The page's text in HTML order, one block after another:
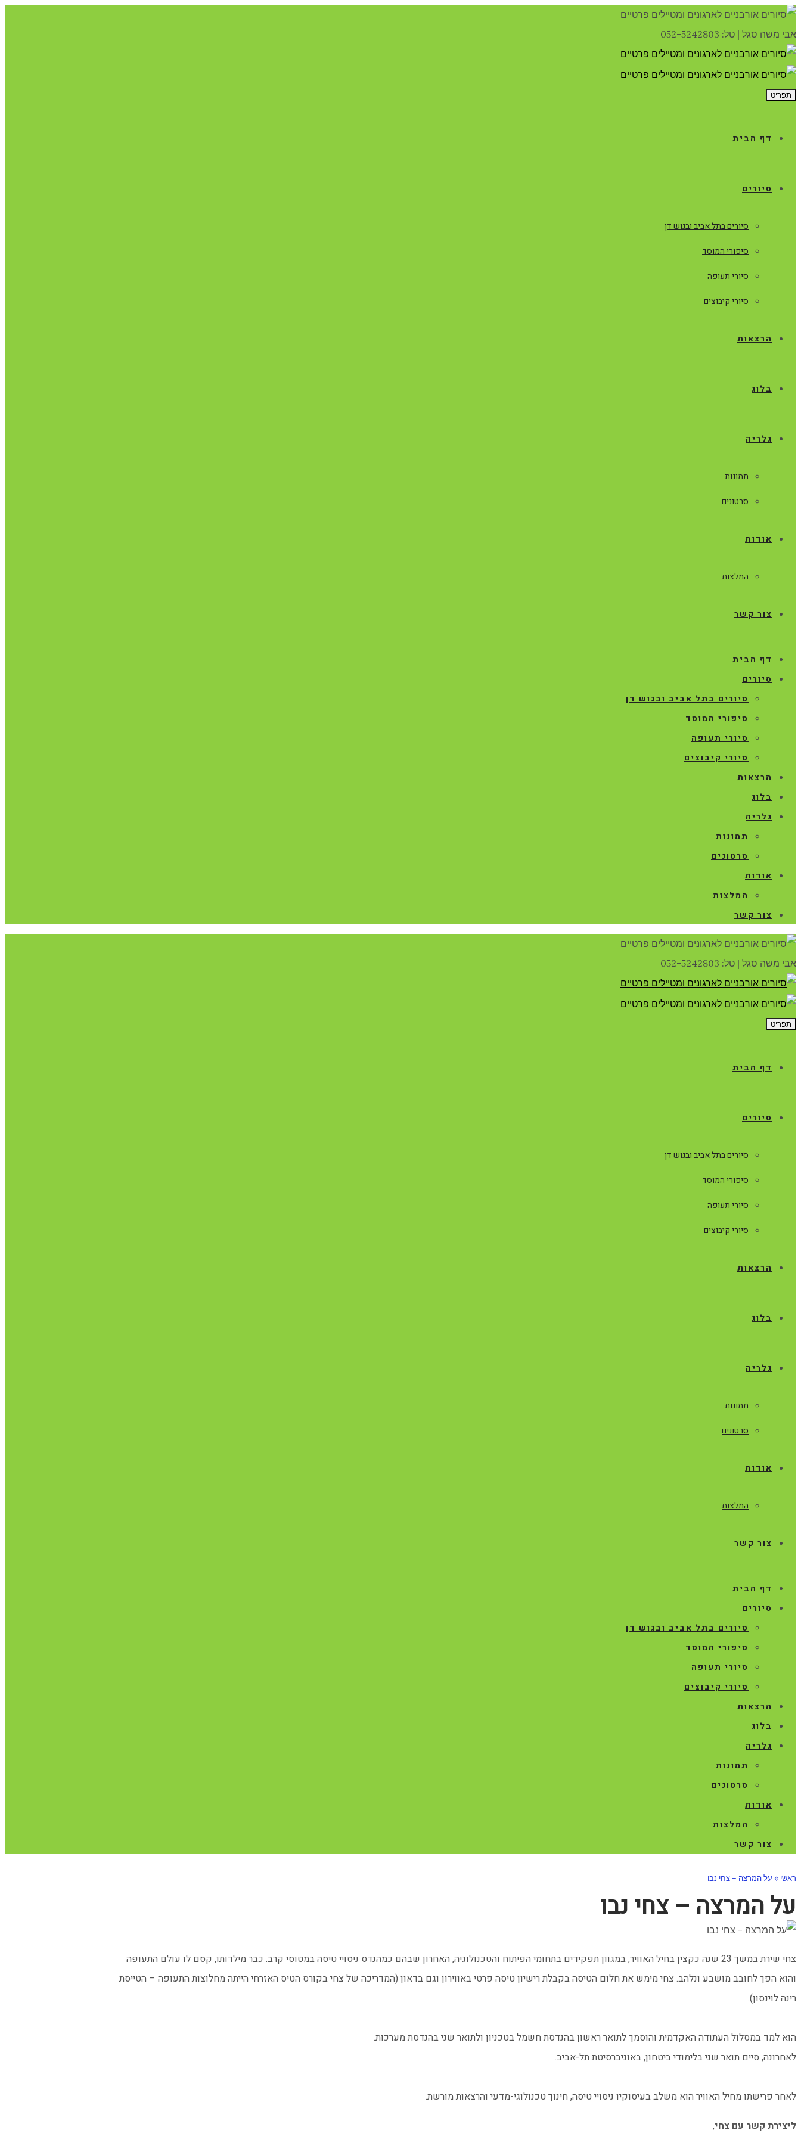
אבי משה סגל | טל: 052-5242803
תפריט
דף הבית
סיורים
סיורים בתל אביב ובגוש דן
סיפורי המוסד
סיורי תעופה
סיורי קיבוצים
הרצאות
בלוג
גלריה
תמונות
סרטונים
אודות
המלצות
צור קשר
דף הבית
סיורים
סיורים בתל אביב ובגוש דן
סיפורי המוסד
סיורי תעופה
סיורי קיבוצים
הרצאות
בלוג
גלריה
תמונות
סרטונים
אודות
המלצות
צור קשר
אבי משה סגל | טל: 052-5242803
תפריט
דף הבית
סיורים
סיורים בתל אביב ובגוש דן
סיפורי המוסד
סיורי תעופה
סיורי קיבוצים
הרצאות
בלוג
גלריה
תמונות
סרטונים
אודות
המלצות
צור קשר
דף הבית
סיורים
סיורים בתל אביב ובגוש דן
סיפורי המוסד
סיורי תעופה
סיורי קיבוצים
הרצאות
בלוג
גלריה
תמונות
סרטונים
אודות
המלצות
צור קשר
ראשי » על המרצה – צחי נבו
על המרצה – צחי נבו
צחי שירת במשך 23 שנה כקצין בחיל האוויר, במגוון תפקידים בתחומי הפיתוח והטכנולוגיה, האחרון שבהם כמהנדס ניסויי טיסה במטוסי קרב. כבר מילדותו, קסם לו עולם התעופה
והוא הפך לחובב מושבע ונלהב. צחי מימש את חלום הטיסה בקבלת רישיון טיסה פרטי באווירון וגם בדאון (המדריכה של צחי בקורס הטיס האזרחי הייתה מחלוצות התעופה – הטייסת
רינה לוינסון).
הוא למד במסלול העתודה האקדמית והוסמך לתואר ראשון בהנדסת חשמל בטכניון ולתואר שני בהנדסת מערכות.
לאחרונה, סיים תואר שני בלימודי ביטחון, באוניברסיטת תל-אביב.
לאחר פרישתו מחיל האוויר הוא משלב בעיסוקיו ניסויי טיסה, חינוך טכנולוגי-מדעי והרצאות מורשת.
ליצירת קשר עם צחי,